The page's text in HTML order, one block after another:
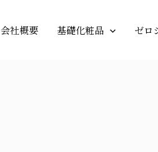
会社概要 基礎化粧品 ゼロ